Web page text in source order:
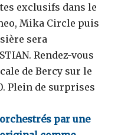
exclusifs dans le
Mika Circle puis
sera
Rendez-vous
de Bercy sur le
Plein de surprises
par une